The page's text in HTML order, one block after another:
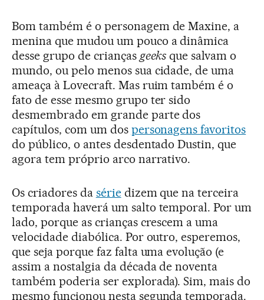
Bom também é o personagem de Maxine, a
menina que mudou um pouco a dinâmica
desse grupo de crianças geeks que salvam o
mundo, ou pelo menos sua cidade, de uma
ameaça à Lovecraft. Mas ruim também é o
fato de esse mesmo grupo ter sido
desmembrado em grande parte dos
capítulos, com um dos personagens favoritos
do público, o antes desdentado Dustin, que
agora tem próprio arco narrativo.
Os criadores da sériedizem que na terceira
temporada haverá um salto temporal. Por um
lado, porque as crianças crescem a uma
velocidade diabólica. Por outro, esperemos,
que seja porque faz falta uma evolução (e
assim a nostalgia da década de noventa
também poderia ser explorada). Sim, mais do
mesmo funcionou nesta segunda temporada.